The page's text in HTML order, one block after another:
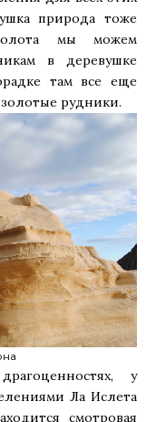
природа тоже
мы можем
в деревушке
там все еще
рудники.
у
Ла Ислета
смотровая